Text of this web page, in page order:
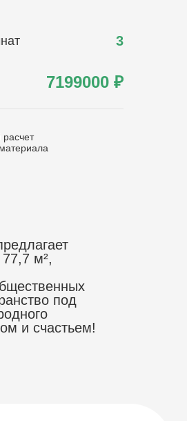
3
7199000 ₽
м²,
под
и счастьем!